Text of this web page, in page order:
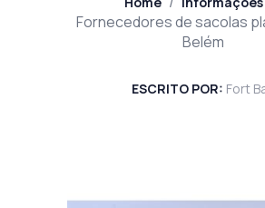
Fornecedores de sacolas
Belém
ESCRITO POR: Fort